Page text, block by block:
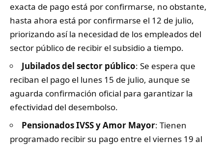
exacta de pago está por confirmarse, no obstante,
hasta ahora está por confirmarse el 12 de julio,
priorizando así la necesidad de los empleados del
sector público de recibir el subsidio a tiempo.
Jubilados del sector público: Se espera que
reciban el pago el lunes 15 de julio, aunque se
aguarda confirmación oficial para garantizar la
efectividad del desembolso.
Pensionados IVSS y Amor Mayor: Tienen
programado recibir su pago entre el viernes 19 al